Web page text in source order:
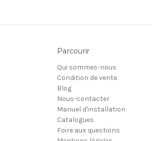
Parcourir
Qui sommes-nous
Condition de vente
Blog
Nous-contacter
Manuel d'installation
Catalogues
Foire aux questions